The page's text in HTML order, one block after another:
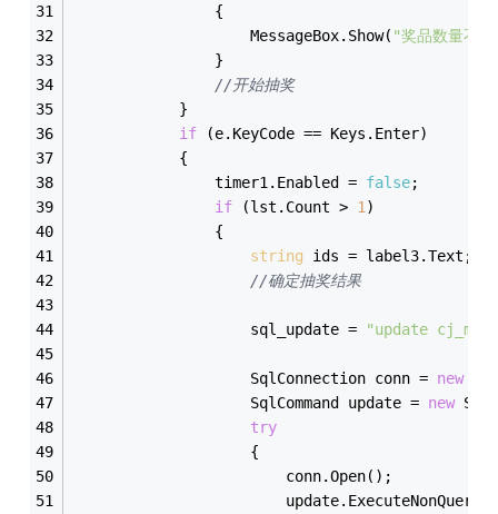
                {
                    MessageBox.Show(
"奖品数量不
                }
//开始抽奖
            }
if (e.KeyCode == Keys.Enter)
            {
                timer1.Enabled =
false;
if (lst.Count > 1 )
                {
string ids = label3.Text;
//确定抽奖结果
                    sql_update =
"update
                    SqlConnection conn =
new
                    SqlCommand update =
new
try
                    {
                        conn.Open();